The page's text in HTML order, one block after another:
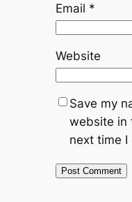
Email *
Website
Save my
website in
next time I